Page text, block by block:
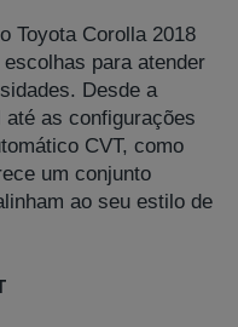
Toyota Corolla 2018
para atender
Desde a
as configurações
CVT, como
um conjunto
ao seu estilo de